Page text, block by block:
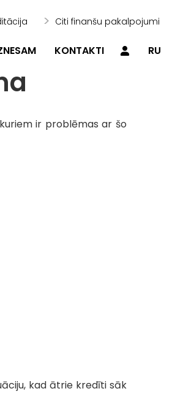
Citi finanšu pakalpojumi
RU
KONTAKTI
ir problēmas ar šo
kad ātrie kredīti sāk